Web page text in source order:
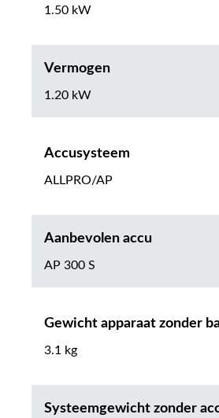
1.50 kW
Vermogen
1.20 kW
Accusysteem
ALLPRO/AP
Aanbevolen accu
AP 300 S
Gewicht apparaat zonder
3.1 kg
Systeemgewicht zonder